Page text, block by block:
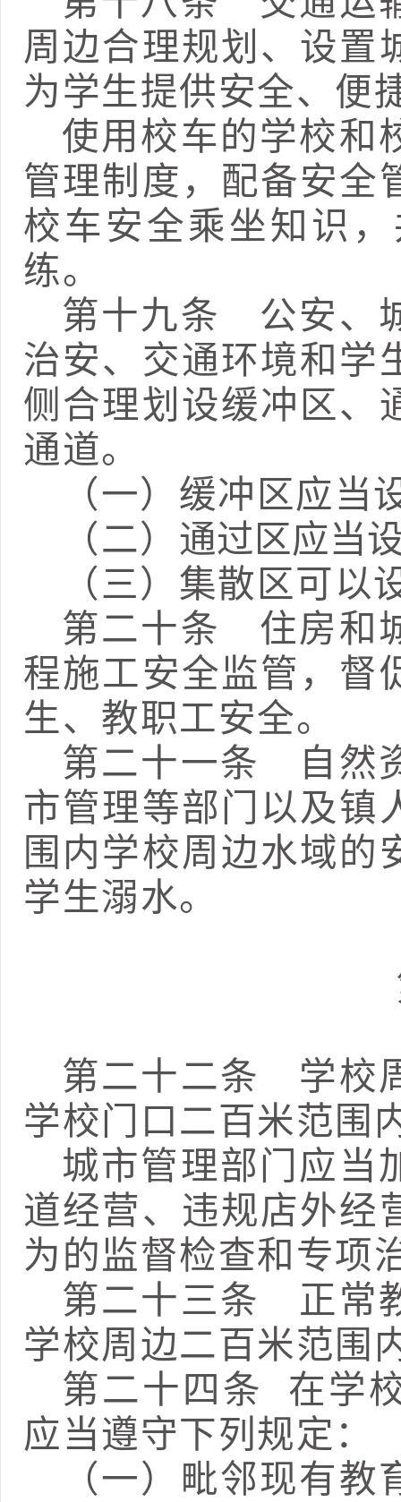
周边合理规划、设置
为学生提供安全、便
使用校车的学校和
管理制度， 配备安全
校车安全乘坐知识，
练。
第十九条 公安、
治安、交通环境和学
侧合理划设缓冲区、
通道。
（一）缓冲区应
（二） 通过区应当
（三）集散区可以
第二十条 住房和
程施工安全监管，督
生、教职工安全。
第二十一条 自然
市管理等部门以及镇
围内学校周边水域的
学生溺水。
第二十二条 学校
学校门口二百米范围
城市管理部门应当
道经营、违规店外经
为的监督检查和专项
第二十三条 正常
学校周边二百米范围
第二十 四 条
在学
应当遵守下列规定：
（一）毗邻现有